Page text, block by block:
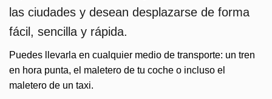
las ciudades y desean desplazarse de forma
fácil, sencilla y rápida.
Puedes llevarla en cualquier medio de transporte: un tren
en hora punta, el maletero de tu coche o incluso el
maletero de un taxi.